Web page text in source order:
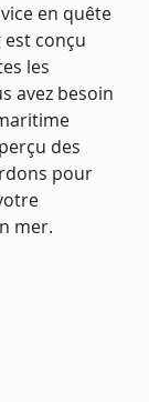
en quête
conçu
les
avez besoin
des
pour
mer.